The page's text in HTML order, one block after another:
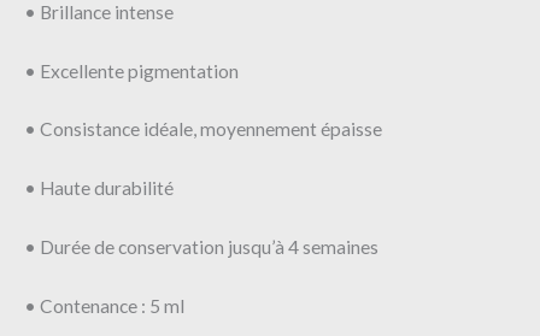
• Brillance intense
• Excellente pigmentation
• Consistance idéale, moyennement épaisse
• Haute durabilité
• Durée de conservation jusqu’à 4 semaines
• Contenance : 5 ml